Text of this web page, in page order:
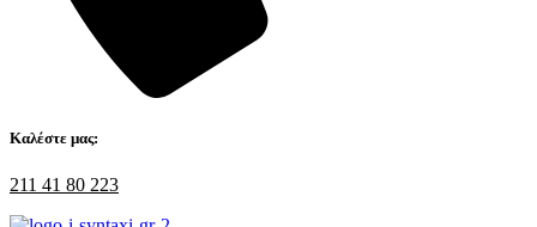
Καλέστε μας:
211 41 80 223